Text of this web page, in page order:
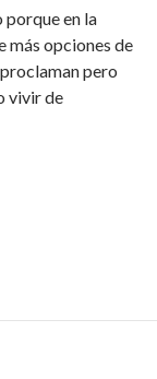
porque en la
más opciones de
pero
vivir de